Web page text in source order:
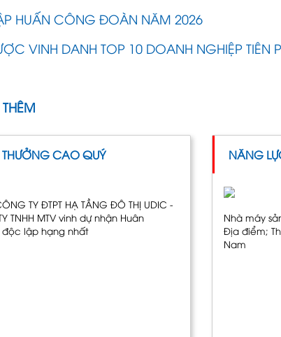
HUẤN CÔNG ĐOÀN NĂM 2026
VINH DANH TOP 10 DOANH NGHIỆP TIÊN
CAO QUÝ
TY ĐTPT HẠ TẦNG ĐÔ THỊ UDIC -
TNHH MTV vinh dự nhận Huân
lập hạng nhất
NĂNG
Nhà máy
Địa điểm;
Nam